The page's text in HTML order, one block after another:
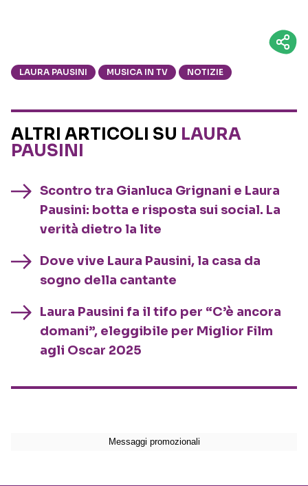
LAURA PAUSINI MUSICA IN TV NOTIZIE
ALTRI ARTICOLI SU LAURA
PAUSINI
Scontro tra Gianluca Grignani e Laura
Pausini: botta e risposta sui social. La
verità dietro la lite
Dove vive Laura Pausini, la casa da
sogno della cantante
Laura Pausini fa il tifo per “C’è ancora
domani”, eleggibile per Miglior Film
agli Oscar 2025